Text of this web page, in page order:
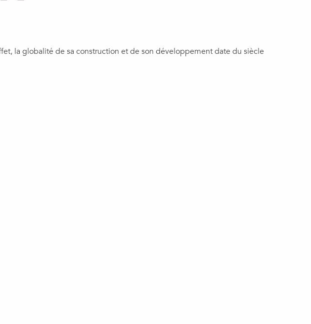
la globalité de sa construction et de son développement date du siècle